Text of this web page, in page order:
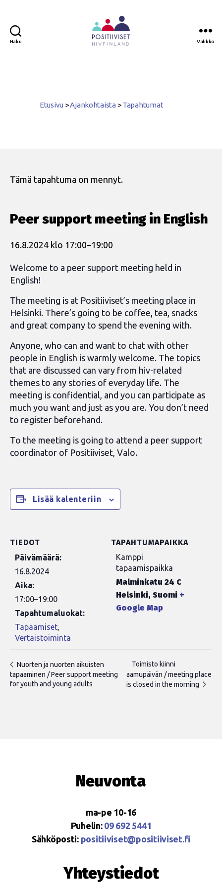
Haku Valikko
Etusivu >Ajankohtaista >Tapahtumat
Tämä tapahtuma on mennyt.
Peer support meeting in English
16.8.2024 klo 17:00–19:00
Welcome to a peer support meeting held in
English!
The meeting is at Positiiviset’s meeting place in
Helsinki. There’s going to be coffee, tea, snacks
and great company to spend the evening with.
Anyone, who can and want to chat with other
people in English is warmly welcome. The topics
that are discussed can vary from hiv-related
themes to any stories of everyday life. The
meeting is confidential, and you can participate as
much you want and just as you are. You don’t need
to register beforehand.
To the meeting is going to attend a peer support
coordinator of Positiiviset, Valo.
Lisää kalenteriin
TIEDOT
Päivämäärä:
16.8.2024
Aika:
17:00–19:00
Tapahtumaluokat:
Tapaamiset,
Vertaistoiminta
TAPAHTUMAPAIKKA
Kamppi
tapaamispaikka
Malminkatu 24 C
Helsinki, Suomi +
Google Map
Nuorten ja nuorten aikuisten
tapaaminen / Peer support meeting
for youth and young adults
Toimisto kiinni
aamupäivän / meeting place
is closed in the morning
Neuvonta
ma-pe 10-16
Puhelin: 09 692 5441
Sähköposti: positiiviset@positiiviset.fi
Yhteystiedot